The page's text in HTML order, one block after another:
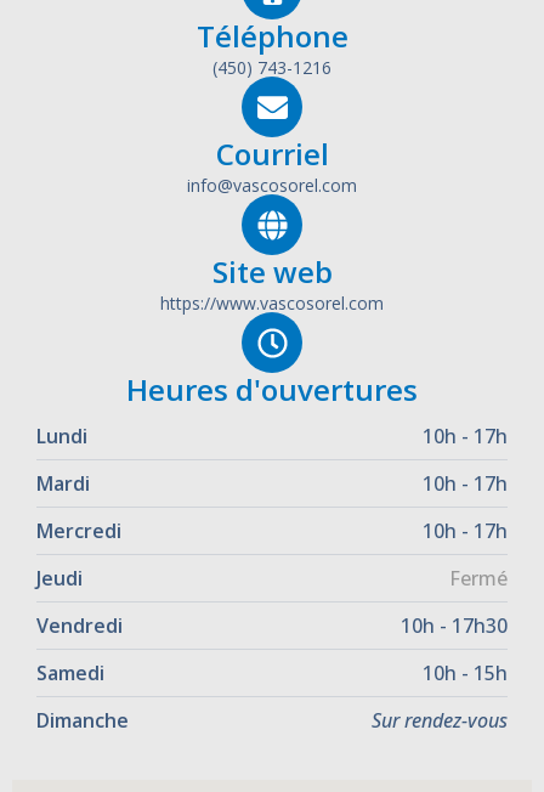
Téléphone
(450) 743-1216
Courriel
info@vascosorel.com
Site web
https://www.vascosorel.com
Heures d'ouvertures
Lundi
10h - 17h
Mardi
10h - 17h
Mercredi
10h - 17h
Jeudi
Fermé
Vendredi
10h - 17h30
Samedi
10h - 15h
Dimanche
Sur rendez-vous